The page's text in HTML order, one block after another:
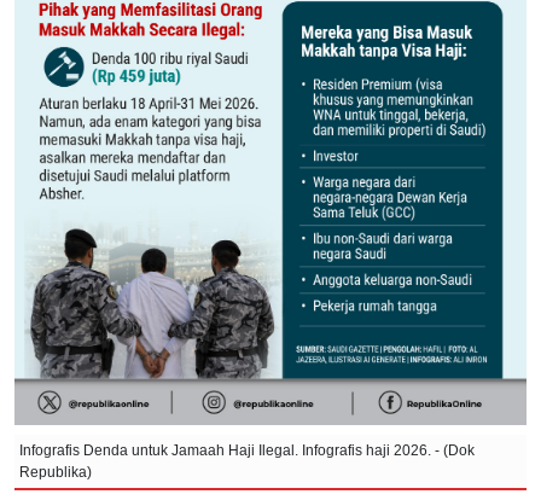
Infografis Denda untuk Jamaah Haji Ilegal. Infografis haji 2026. - (Dok
Republika)